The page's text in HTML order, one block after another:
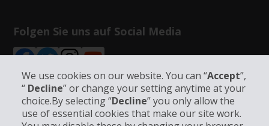
We use cookies on our website. You can “Accept”,
“ Decline” or change your setting anytime at your
choice.By selecting “Decline” you only allow the
use of essential cookies that make our site work.
Folgen Sie uns auf Social Media
Unternehmensinformation